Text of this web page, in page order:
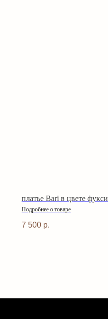
платье Bari в цвете
Подробнее о товаре
7 500 р.